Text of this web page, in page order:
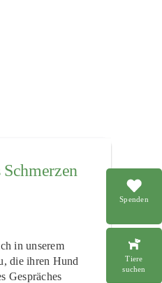
Spenden
Tiere
suchen
in unserem
die ihren Hund
Gespräches